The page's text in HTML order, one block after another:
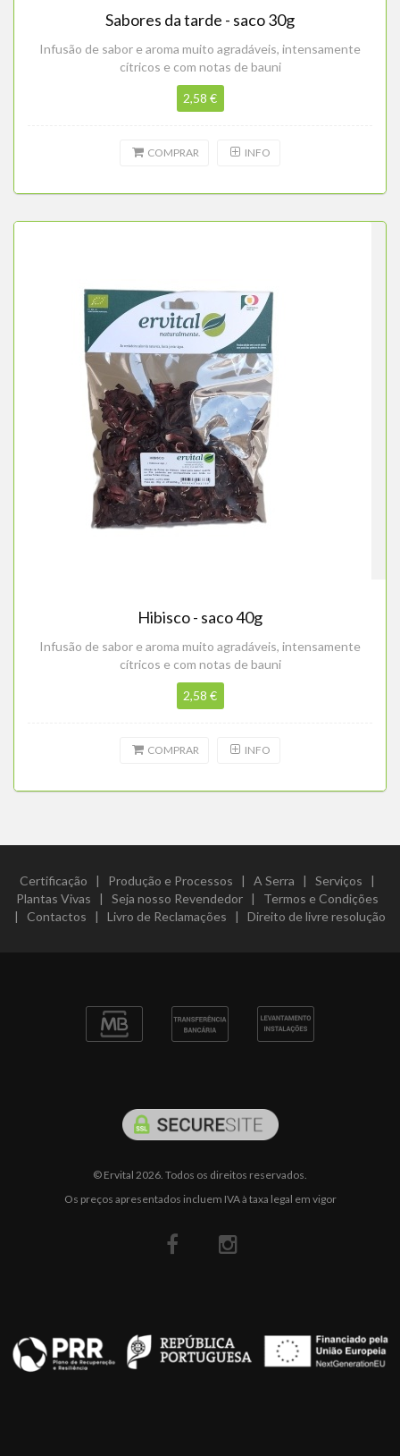
Sabores da tarde - saco 30g
Infusão de sabor e aroma muito agradáveis, intensamente
cítricos e com notas de bauni
2,58 €
COMPRAR INFO
Hibisco - saco 40g
Infusão de sabor e aroma muito agradáveis, intensamente
cítricos e com notas de bauni
2,58 €
COMPRAR INFO
Certificação Produção e Processos A Serra Serviços
Plantas Vivas
Seja nosso Revendedor
Termos e Condições
Contactos Livro de Reclamações Direito de livre resolução
© Ervital 2026. Todos os direitos reservados.
Os preços apresentados incluem IVA à taxa legal em vigor